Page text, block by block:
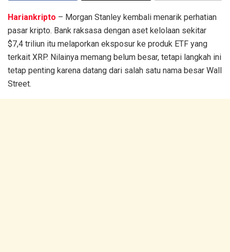
Hariankripto – Morgan Stanley kembali menarik perhatian
pasar kripto. Bank raksasa dengan aset kelolaan sekitar
$7,4 triliun itu melaporkan eksposur ke produk ETF yang
terkait XRP. Nilainya memang belum besar, tetapi langkah ini
tetap penting karena datang dari salah satu nama besar Wall
Street.